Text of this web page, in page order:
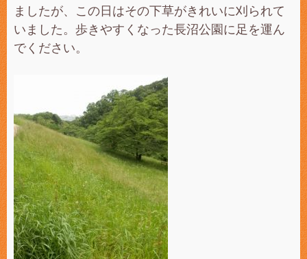
ましたが、この日はその下草がきれいに刈られて
いました。歩きやすくなった長沼公園に足を運ん
でください。